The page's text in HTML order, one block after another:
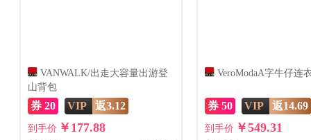
VANWALK/出走大容量出游登
山背包
券 20 VIP 返3.12
到手价 ￥177.88
VeroModaA字牛仔连
券 50 VIP 返14.69
到手价 ￥549.31